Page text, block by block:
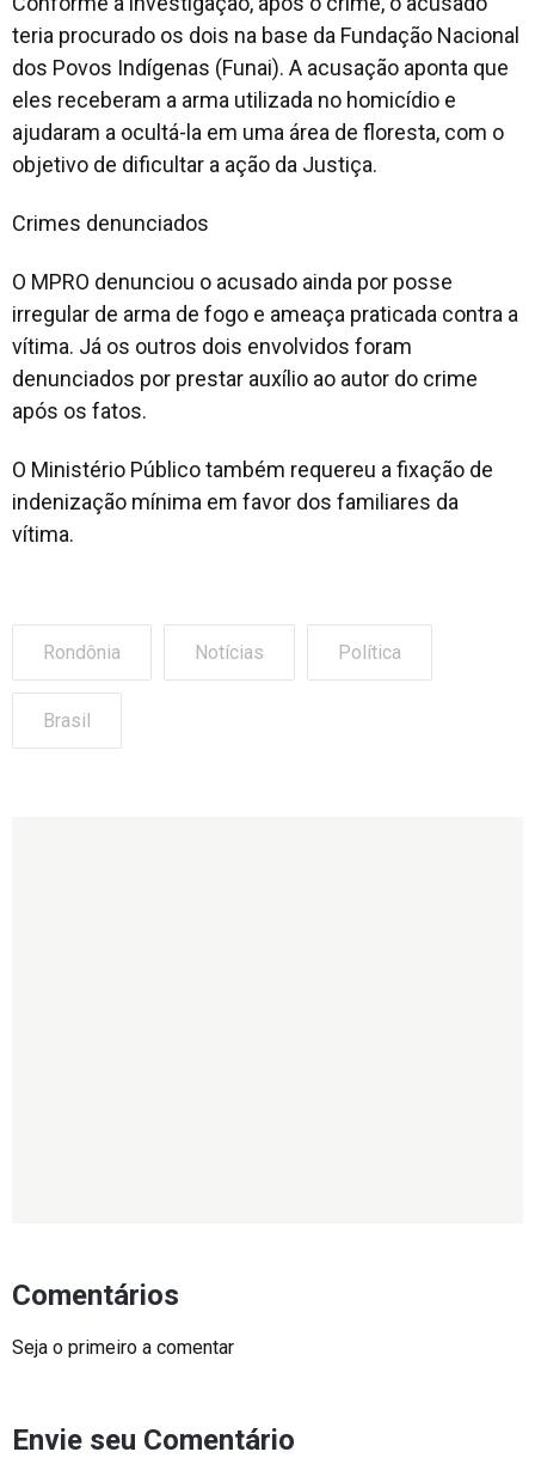
teria procurado os dois na base da Fundação Nacional
dos Povos Indígenas (Funai). A acusação aponta que
eles receberam a arma utilizada no homicídio e
ajudaram a ocultá-la em uma área de floresta, com o
objetivo de dificultar a ação da Justiça.
Crimes denunciados
O MPRO denunciou o acusado ainda por posse
irregular de arma de fogo e ameaça praticada contra a
vítima. Já os outros dois envolvidos foram
denunciados por prestar auxílio ao autor do crime
após os fatos.
O Ministério Público também requereu a fixação de
indenização mínima em favor dos familiares da
vítima.
Rondônia Notícias Política
Brasil
Comentários
Seja o primeiro a comentar
Envie seu Comentário